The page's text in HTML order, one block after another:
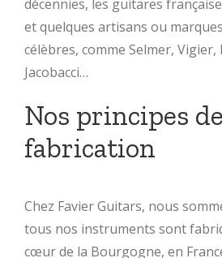
décennies, les guitares
et quelques artisans ou
célèbres, comme Selmer, Vigier,
Jacobacci…
Nos principes de
fabrication
Chez Favier Guitars, nous
tous nos instruments sont
cœur de la Bourgogne, en